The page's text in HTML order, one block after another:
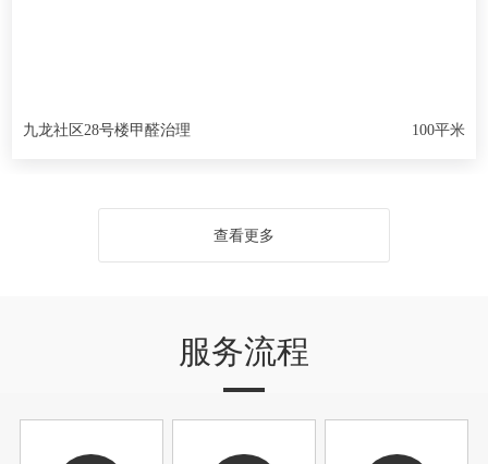
九龙社区28号楼甲醛治理 100平米
查看更多
服务流程